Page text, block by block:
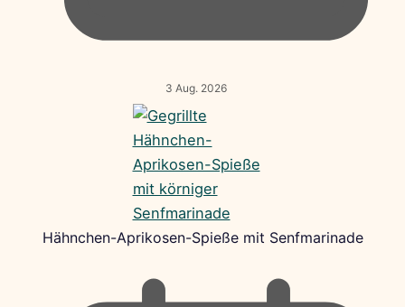
3 Aug. 2026
Hähnchen-Aprikosen-Spieße mit Senfmarinade